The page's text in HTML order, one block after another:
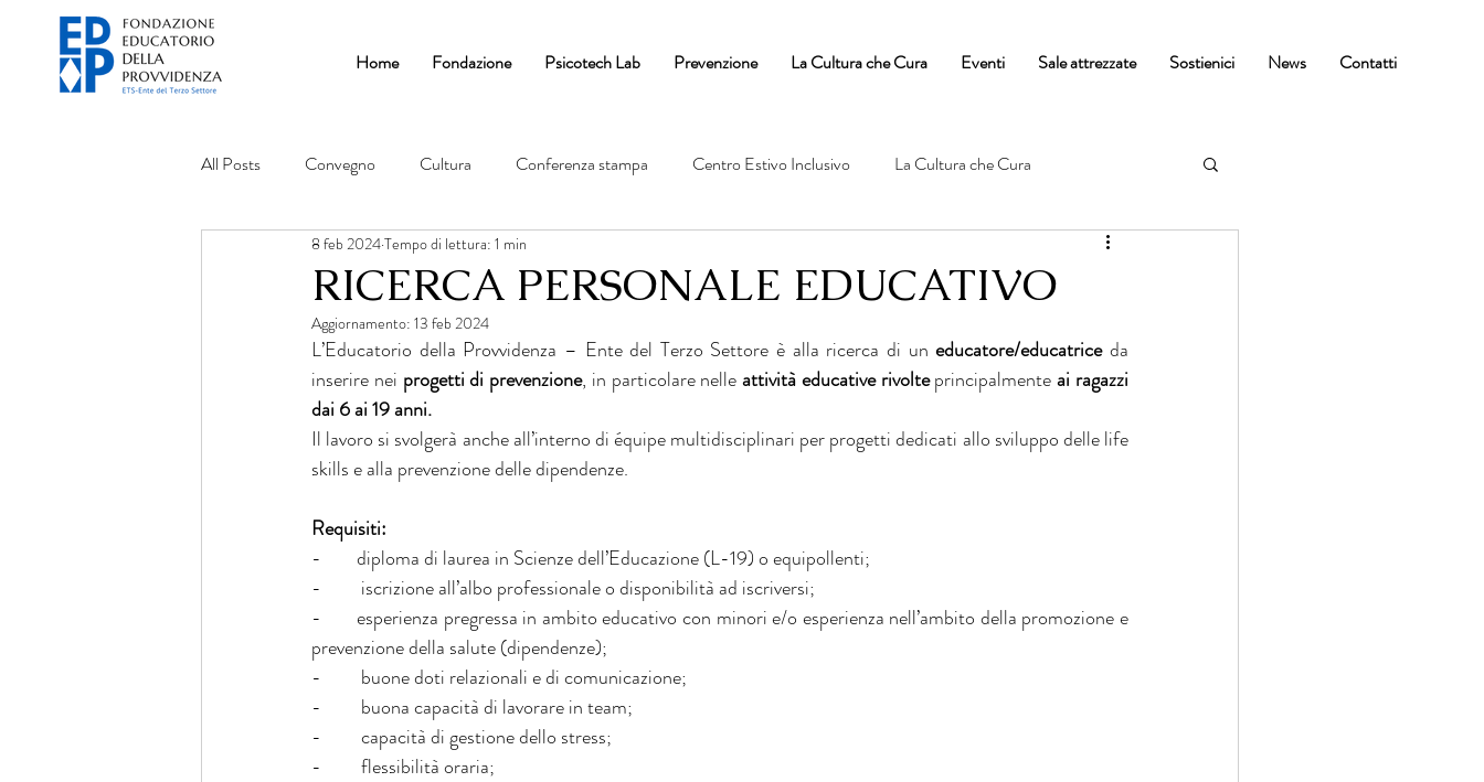
Home Fondazione Psicotech Lab Prevenzione La Cultura che Cura Eventi Sale attrezzate Sostienici News Contatti
All Posts Convegno Cultura Conferenza stampa Centro Estivo Inclusivo La Cultura che Cura
RICERCA PERSONALE EDUCATIVO
8 feb 2024Tempo di lettura: 1 min
Aggiornamento: 13 feb 2024
L’Educatorio della Provvidenza – Ente del Terzo Settore è alla ricerca di un educatore/educatrice da
inserire nei progetti di prevenzione, in particolare nelle attività educative rivolte principalmente ai ragazzi
dai 6 ai 19 anni.
Il lavoro si svolgerà anche all’interno di équipe multidisciplinari per progetti dedicati allo sviluppo delle life
skills e alla prevenzione delle dipendenze.
Requisiti:
-        diploma di laurea in Scienze dell’Educazione (L-19) o equipollenti;
-         iscrizione all’albo professionale o disponibilità ad iscriversi;
-       esperienza pregressa in ambito educativo con minori e/o esperienza nell’ambito della promozione e
prevenzione della salute (dipendenze);
-         buone doti relazionali e di comunicazione;
-         buona capacità di lavorare in team;
-         capacità di gestione dello stress;
-         flessibilità oraria;